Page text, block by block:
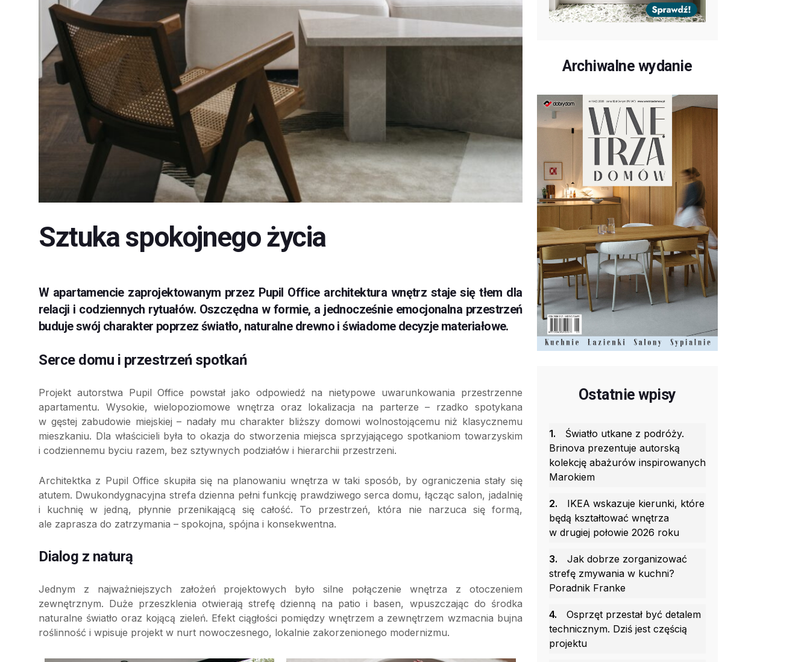
Sztuka spokojnego życia
W apartamencie zaprojektowanym przez Pupil Office architektura wnętrz staje się tłem dla
relacji i codziennych rytuałów. Oszczędna w formie, a jednocześnie emocjonalna przestrzeń
buduje swój charakter poprzez światło, naturalne drewno i świadome decyzje materiałowe.
Serce domu i przestrzeń spotkań
Projekt autorstwa Pupil Office powstał jako odpowiedź na nietypowe uwarunkowania przestrzenne
apartamentu. Wysokie, wielopoziomowe wnętrza oraz lokalizacja na parterze – rzadko spotykana
w gęstej zabudowie miejskiej – nadały mu charakter bliższy domowi wolnostojącemu niż klasycznemu
mieszkaniu. Dla właścicieli była to okazja do stworzenia miejsca sprzyjającego spotkaniom towarzyskim
i codziennemu byciu razem, bez sztywnych podziałów i hierarchii przestrzeni.
Architektka z Pupil Office skupiła się na planowaniu wnętrza w taki sposób, by ograniczenia stały się
atutem. Dwukondygnacyjna strefa dzienna pełni funkcję prawdziwego serca domu, łącząc salon, jadalnię
i kuchnię w jedną, płynnie przenikającą się całość. To przestrzeń, która nie narzuca się formą,
ale zaprasza do zatrzymania – spokojna, spójna i konsekwentna.
Dialog z naturą
Jednym z najważniejszych założeń projektowych było silne połączenie wnętrza z otoczeniem
zewnętrznym. Duże przeszklenia otwierają strefę dzienną na patio i basen, wpuszczając do środka
naturalne światło oraz kojącą zieleń. Efekt ciągłości pomiędzy wnętrzem a zewnętrzem wzmacnia bujna
roślinność i wpisuje projekt w nurt nowoczesnego, lokalnie zakorzenionego modernizmu.
Archiwalne wydanie
Ostatnie wpisy
1.
Światło utkane z podróży.
Brinova prezentuje autorską
kolekcję abażurów inspirowanych
Marokiem
2.
IKEA wskazuje kierunki, które
będą kształtować wnętrza
w drugiej połowie 2026 roku
3.
Jak dobrze zorganizować
strefę zmywania w kuchni?
Poradnik Franke
4.
Osprzęt przestał być detalem
technicznym. Dziś jest częścią
projektu